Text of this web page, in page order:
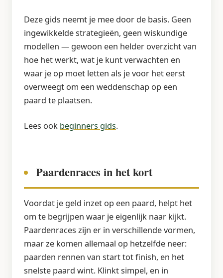
Deze gids neemt je mee door de basis. Geen
ingewikkelde strategieën, geen wiskundige
modellen — gewoon een helder overzicht van
hoe het werkt, wat je kunt verwachten en
waar je op moet letten als je voor het eerst
overweegt om een weddenschap op een
paard te plaatsen.
Lees ook beginners gids.
Paardenraces in het kort
Voordat je geld inzet op een paard, helpt het
om te begrijpen waar je eigenlijk naar kijkt.
Paardenraces zijn er in verschillende vormen,
maar ze komen allemaal op hetzelfde neer:
paarden rennen van start tot finish, en het
snelste paard wint. Klinkt simpel, en in